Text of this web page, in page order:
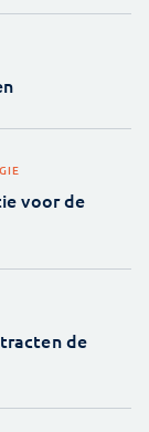
voor de
de